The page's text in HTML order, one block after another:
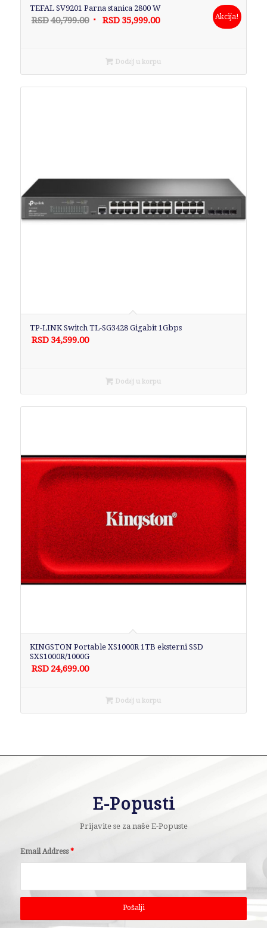
TEFAL SV9201 Parna stanica 2800 W
RSD40,799.00 Originalna
bila:
RSD40,799.00.
RSD 35,999.00Trenutna
RSD35,999.00.
Akcija!
Dodaj u korpu
TP-LINK Switch TL-SG3428 Gigabit 1Gbps
RSD 34,599.00
Dodaj u korpu
KINGSTON Portable XS1000R 1TB eksterni SSD
SXS1000R/1000G
RSD 24,699.00
Dodaj u korpu
E-Popusti
Prijavite se za naše E-Popuste
Email Address*